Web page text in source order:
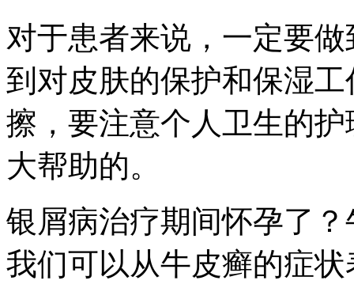
对于患者来说，一定要
到对皮肤的保护和保湿
擦，要注意个人卫生的
大帮助的。
银屑病治疗期间怀孕了
我们可以从牛皮癣的症